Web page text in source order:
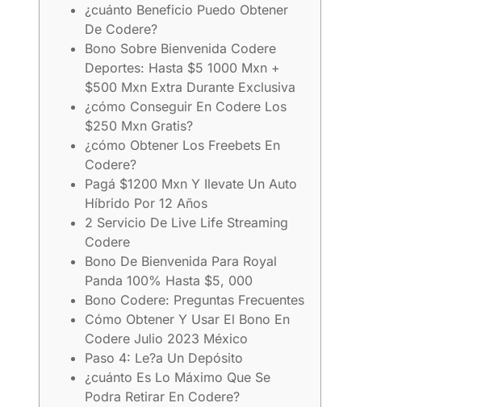
¿cuánto Beneficio Puedo Obtener
De Codere?
Bono Sobre Bienvenida Codere
Deportes: Hasta $5 1000 Mxn +
$500 Mxn Extra Durante Exclusiva
¿cómo Conseguir En Codere Los
$250 Mxn Gratis?
¿cómo Obtener Los Freebets En
Codere?
Pagá $1200 Mxn Y Ilevate Un Auto
Híbrido Por 12 Años
2 Servicio De Live Life Streaming
Codere
Bono De Bienvenida Para Royal
Panda 100% Hasta $5, 000
Bono Codere: Preguntas Frecuentes
Cómo Obtener Y Usar El Bono En
Codere Julio 2023 México
Paso 4: Le?a Un Depósito
¿cuánto Es Lo Máximo Que Se
Podra Retirar En Codere?